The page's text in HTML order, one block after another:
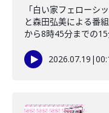
「白い家フェローシ
と森田弘美による番
から8時45分までの15
2026.07.19 |